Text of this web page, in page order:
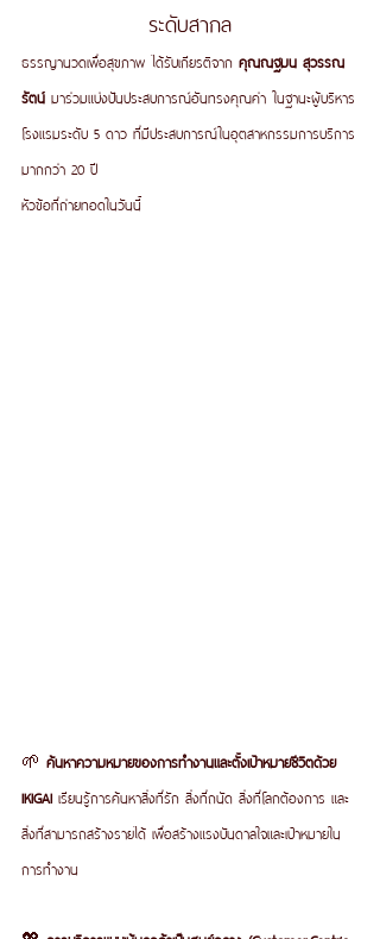
ระดับสากล
ธรรญานวดเพื่อสุขภาพ ได้รับเกียรติจาก คุณณฐมน สุวรรณ
รัตน์ มาร่วมแบ่งปันประสบการณ์อันทรงคุณค่า ในฐานะผู้บริหาร
โรงแรมระดับ 5 ดาว ที่มีประสบการณ์ในอุตสาหกรรมการบริการ
มากกว่า 20 ปี
หัวข้อที่ถ่ายทอดในวันนี้
🌱 ค้นหาความหมายของการทำงานและตั้งเป้าหมายชีวิตด้วย
IKIGAI เรียนรู้การค้นหาสิ่งที่รัก สิ่งที่ถนัด สิ่งที่โลกต้องการ และ
สิ่งที่สามารถสร้างรายได้ เพื่อสร้างแรงบันดาลใจและเป้าหมายใน
การทำงาน